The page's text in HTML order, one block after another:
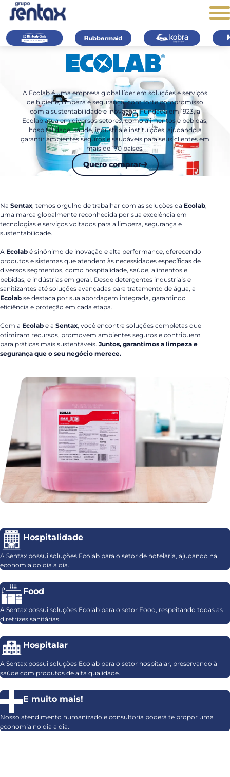
Professional oferece
produtos de higiene
pessoal essenciais,
ajudando a manter
ambientes excepcionais
e sempre higienizados.
Ver mais
Equipamentos de
limpeza e ergonômicos
como alta performance
e durabilidade.
Ver mais
Estações de
de água
para consumo
Ver mais
A Ecolab é uma empresa global líder em soluções e serviços
de higiene, limpeza e segurança, com forte compromisso
com a sustentabilidade e inovação. Fundada em 1923, a
Ecolab atua em diversos setores, como alimentos e bebidas,
hospitalidade, saúde, indústria e instituições, ajudando a
garantir ambientes seguros e saudáveis para seus clientes em
mais de 170 países.
Quero comprar
Na Sentax, temos orgulho de trabalhar com as soluções da Ecolab,
uma marca globalmente reconhecida por sua excelência em
tecnologias e serviços voltados para a limpeza, segurança e
sustentabilidade.
A Ecolab é sinônimo de inovação e alta performance, oferecendo
produtos e sistemas que atendem às necessidades específicas de
diversos segmentos, como hospitalidade, saúde, alimentos e
bebidas, e indústrias em geral. Desde detergentes industriais e
sanitizantes até soluções avançadas para tratamento de água, a
Ecolab se destaca por sua abordagem integrada, garantindo
eficiência e proteção em cada etapa.
Com a Ecolab e a Sentax, você encontra soluções completas que
otimizam recursos, promovem ambientes seguros e contribuem
para práticas mais sustentáveis. Juntos, garantimos a limpeza e
segurança que o seu negócio merece.
Hospitalidade
A Sentax possui soluções Ecolab para o setor de hotelaria, ajudando na
economia do dia a dia.
Food
A Sentax possui soluções Ecolab para o setor Food, respeitando todas as
diretrizes sanitárias.
Hospitalar
A Sentax possui soluções Ecolab para o setor hospitalar, preservando à
saúde com produtos de alta qualidade.
E muito mais!
Nosso atendimento humanizado e consultoria poderá te propor uma
economia no dia a dia.